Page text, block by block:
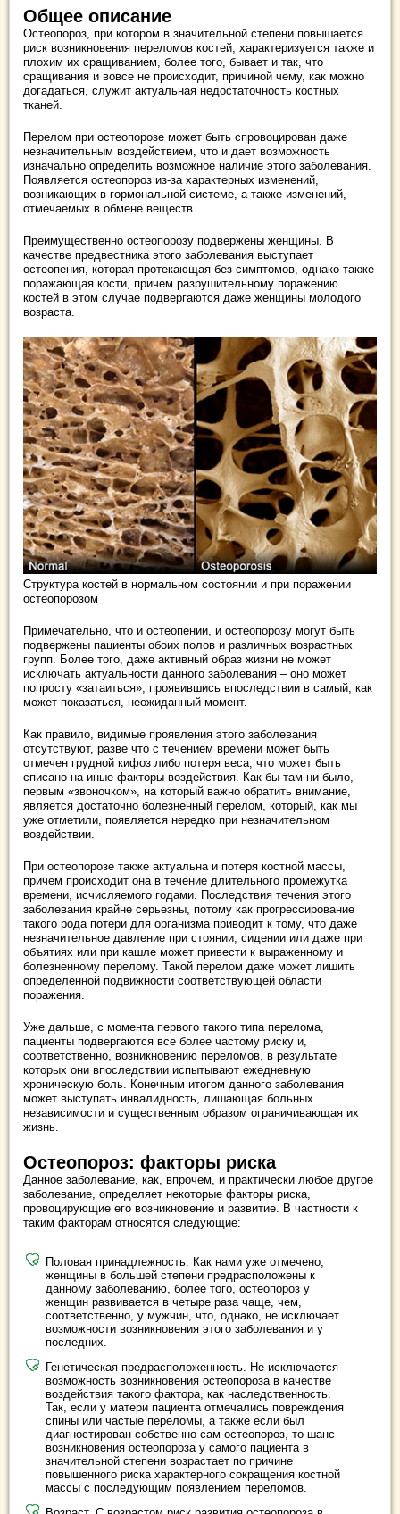
Общее описание
Остеопороз, при котором в значительной степени повышается
риск возникновения переломов костей, характеризуется также и
плохим их сращиванием, более того, бывает и так, что
сращивания и вовсе не происходит, причиной чему, как можно
догадаться, служит актуальная недостаточность костных
тканей.
Перелом при остеопорозе может быть спровоцирован даже
незначительным воздействием, что и дает возможность
изначально определить возможное наличие этого заболевания.
Появляется остеопороз из-за характерных изменений,
возникающих в гормональной системе, а также изменений,
отмечаемых в обмене веществ.
Преимущественно остеопорозу подвержены женщины. В
качестве предвестника этого заболевания выступает
остеопения, которая протекающая без симптомов, однако также
поражающая кости, причем разрушительному поражению
костей в этом случае подвергаются даже женщины молодого
возраста.
Структура костей в нормальном состоянии и при поражении
остеопорозом
Примечательно, что и остеопении, и остеопорозу могут быть
подвержены пациенты обоих полов и различных возрастных
групп. Более того, даже активный образ жизни не может
исключать актуальности данного заболевания – оно может
попросту «затаиться», проявившись впоследствии в самый, как
может показаться, неожиданный момент.
Как правило, видимые проявления этого заболевания
отсутствуют, разве что с течением времени может быть
отмечен грудной кифоз либо потеря веса, что может быть
списано на иные факторы воздействия. Как бы там ни было,
первым «звоночком», на который важно обратить внимание,
является достаточно болезненный перелом, который, как мы
уже отметили, появляется нередко при незначительном
воздействии.
При остеопорозе также актуальна и потеря костной массы,
причем происходит она в течение длительного промежутка
времени, исчисляемого годами. Последствия течения этого
заболевания крайне серьезны, потому как прогрессирование
такого рода потери для организма приводит к тому, что даже
незначительное давление при стоянии, сидении или даже при
объятиях или при кашле может привести к выраженному и
болезненному перелому. Такой перелом даже может лишить
определенной подвижности соответствующей области
поражения.
Уже дальше, с момента первого такого типа перелома,
пациенты подвергаются все более частому риску и,
соответственно, возникновению переломов, в результате
которых они впоследствии испытывают ежедневную
хроническую боль. Конечным итогом данного заболевания
может выступать инвалидность, лишающая больных
независимости и существенным образом ограничивающая их
жизнь.
Остеопороз: факторы риска
Данное заболевание, как, впрочем, и практически любое другое
заболевание, определяет некоторые факторы риска,
провоцирующие его возникновение и развитие. В частности к
таким факторам относятся следующие:
Половая принадлежность. Как нами уже отмечено,
женщины в большей степени предрасположены к
данному заболеванию, более того, остеопороз у
женщин развивается в четыре раза чаще, чем,
соответственно, у мужчин, что, однако, не исключает
возможности возникновения этого заболевания и у
последних.
Генетическая предрасположенность. Не исключается
возможность возникновения остеопороза в качестве
воздействия такого фактора, как наследственность.
Так, если у матери пациента отмечались повреждения
спины или частые переломы, а также если был
диагностирован собственно сам остеопороз, то шанс
возникновения остеопороза у самого пациента в
значительной степени возрастает по причине
повышенного риска характерного сокращения костной
массы с последующим появлением переломов.